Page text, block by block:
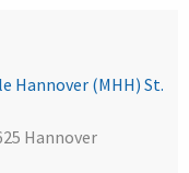
Hannover (MHH) St.
Hannover